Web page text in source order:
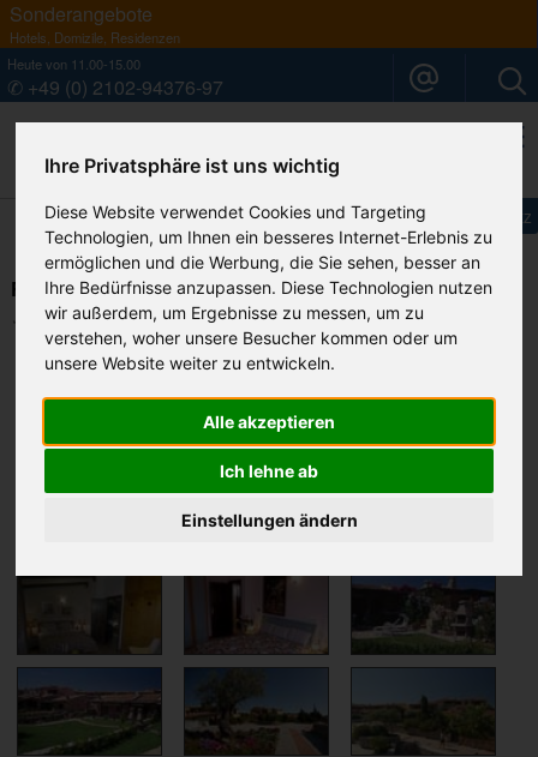
Ihre Privatsphäre ist uns wichtig
Diese Website verwendet Cookies und Targeting
Technologien, um Ihnen ein besseres Internet-Erlebnis zu
ermöglichen und die Werbung, die Sie sehen, besser an
Ihre Bedürfnisse anzupassen. Diese Technologien nutzen
wir außerdem, um Ergebnisse zu messen, um zu
verstehen, woher unsere Besucher kommen oder um
unsere Website weiter zu entwickeln.
Alle akzeptieren
Ich lehne ab
Einstellungen ändern
Sonderangebote
Hotels, Domizile, Residenzen
Heute von 11.00-15.00
✆ +49 (0) 2102-94376-97
Ihr Sardinien Spezialist
Residence IL BORGO / Porto Pollo
Ihre Merkliste
Impressum Datenschutz